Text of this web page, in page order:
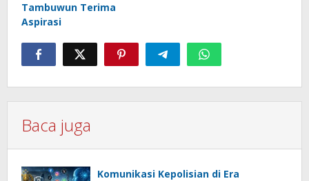
Tambuwun Terima
Aspirasi
Baca juga
Komunikasi Kepolisian di Era